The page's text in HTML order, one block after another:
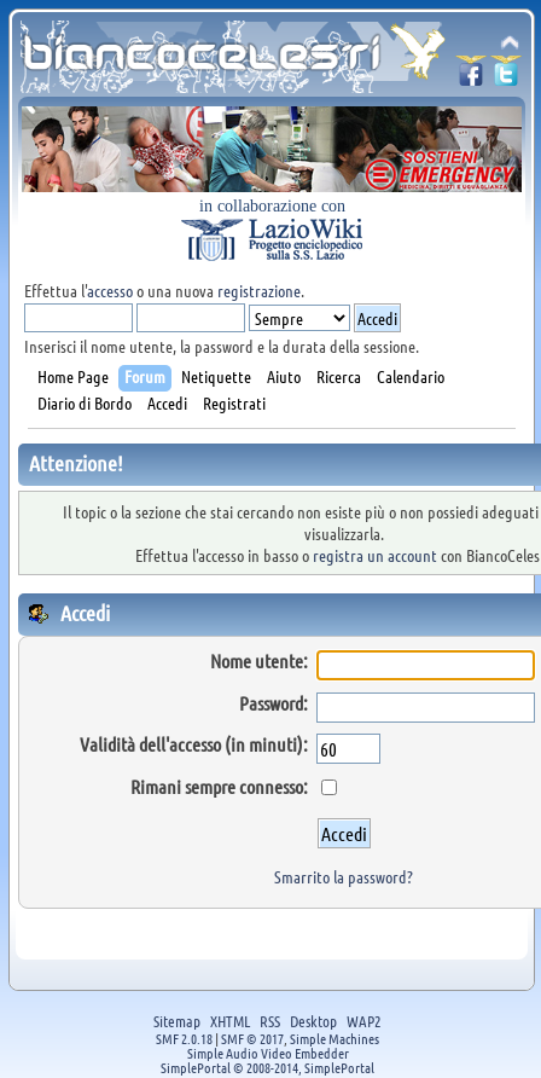
in collaborazione con
Effettua l'accessoo una nuova registrazione.
Inserisci il nome utente, la password e la durata della sessione.
Home Page
Forum Netiquette Aiuto Ricerca
Calendario
Diario di Bordo
Accedi Registrati
Attenzione!
Il topic o la sezione che stai cercando non esiste più o non possiedi
visualizzarla.
Effettua l'accesso in basso o registra un account con
Accedi
Nome utente:
Password:
Validità dell'accesso (in minuti):
Rimani sempre connesso:
Smarrito la password?
Sitemap XHTML RSS Desktop WAP2
SMF 2.0.18|SMF © 2017 Simple Machines
Simple Audio Video Embedder
SimplePortal © 2008-2014, SimplePortal